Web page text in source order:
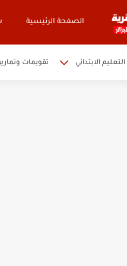
الصفحة الرئيسية
الابتدائي تقويمات